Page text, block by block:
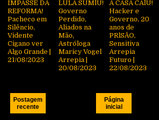
IMPASSE DA
REFORMA!
Pacheco em
Silêncio,
Vidente
Cigano ver
Algo Grande |
21/08/2023
LULA SUMlU!
Governo
Perdido,
Aliados na
Mão,
Astróloga
Maricy Vogel
Arrepia |
20/08/2023
A CASA CAlU!
Hacker e
Governo, 20
anos de
PRlSÃO,
Sensitiva
Arrepia
Futuro |
22/08/2023
Postagem
recente
Página
inicial